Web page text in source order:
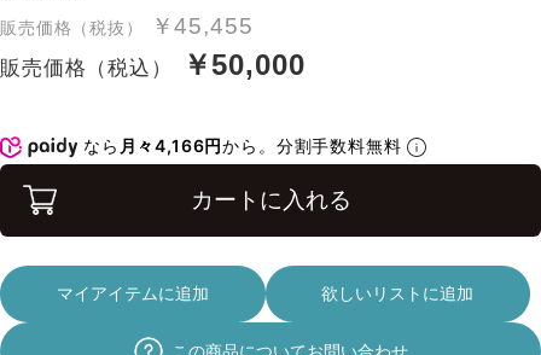
販売価格（税抜） ￥45,455
販売価格（税込） ￥50,000
なら 月々4,166円から。分割手数料無料
カートに入れる
マイアイテムに追加 欲しいリストに追加
この商品についてお問い合わせ